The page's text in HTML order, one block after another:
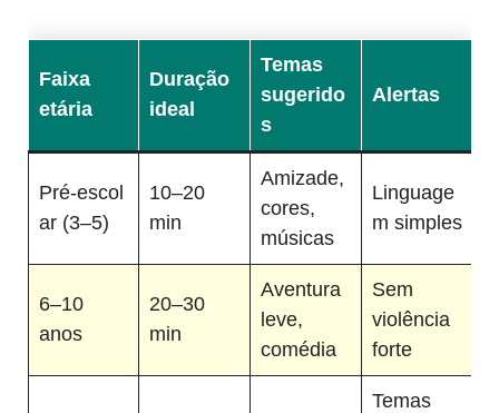
Faixa
etária
Duração
ideal
Temas
sugerido
s
Alertas
Pré‑escol
ar (3–5)
10–20
min
Amizade,
cores,
músicas
Linguage
m simples
6–10
anos
20–30
min
Aventura
leve,
comédia
Sem
violência
forte
Temas